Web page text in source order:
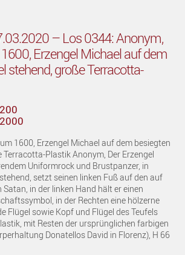
– Los 0344: Anonym,
Erzengel Michael auf dem
stehend, große Terracotta-
1600, Erzengel Michael auf dem besiegten
Terracotta-Plastik Anonym, Der Erzengel
Uniformrock und Brustpanzer, in
setzt seinen linken Fuß auf den auf
Satan, in der linken Hand hält er einen
in der Rechten eine hölzerne
Flügel sowie Kopf und Flügel des Teufels
mit Resten der ursprünglichen farbigen
Donatellos David in Florenz), H 66